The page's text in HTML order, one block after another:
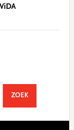
ZOEKSEARCH